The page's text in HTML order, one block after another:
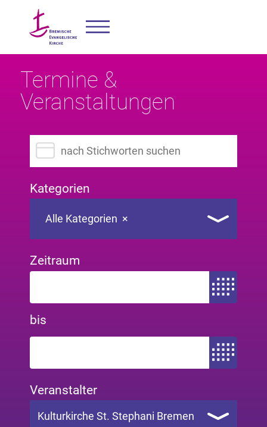
Termine &
Veranstaltungen
Suchbegriff eingeben
Kategorien
×
Alle Kategorien
Zeitraum
Zeitraum von
bis
Zeitraum bis
Veranstalter
Kulturkirche St. Stephani Bremen